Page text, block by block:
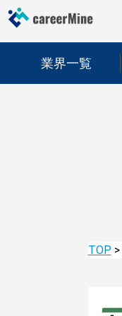
業界一覧
TOP>